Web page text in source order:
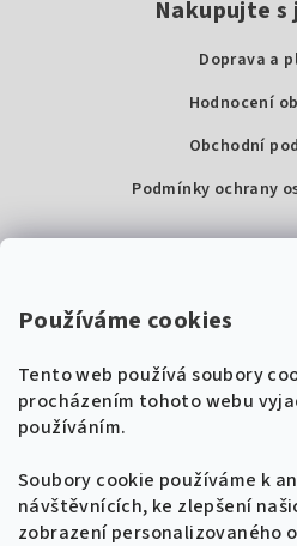
Používáme cookies
Tento web používá soubory
procházením tohoto webu
používáním.
Soubory cookie používáme k
návštěvnících, ke zlepšení
zobrazení personalizovaného
Nakupujte
Doprava a
Hodnocení
Obchodní
Podmínky ochrany
Super Noty,
IČ:
+420 604
🎸 Naladíme tě na
Získej tipy, novinky a 10
objednávku.